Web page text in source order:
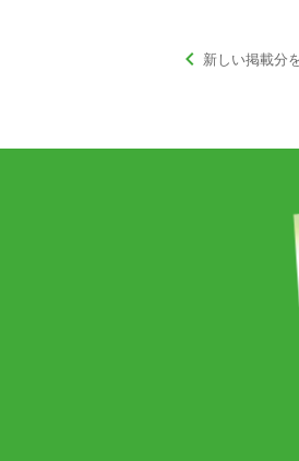
keyboard_arrow_left 新しい掲載分